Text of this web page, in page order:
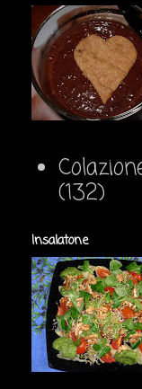
(132)
Insalatone